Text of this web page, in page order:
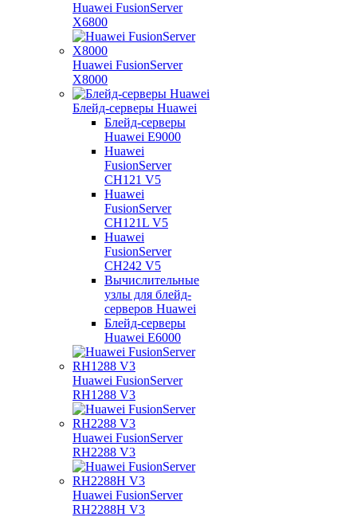
Huawei FusionServer
X6800
Huawei FusionServer
X8000
Блейд-серверы Huawei
Блейд-серверы
Huawei E9000
Huawei
FusionServer
CH121 V5
Huawei
FusionServer
CH121L V5
Huawei
FusionServer
CH242 V5
Вычислительные
узлы для блейд-
серверов Huawei
Блейд-серверы
Huawei E6000
Huawei FusionServer
RH1288 V3
Huawei FusionServer
RH2288 V3
Huawei FusionServer
RH2288H V3